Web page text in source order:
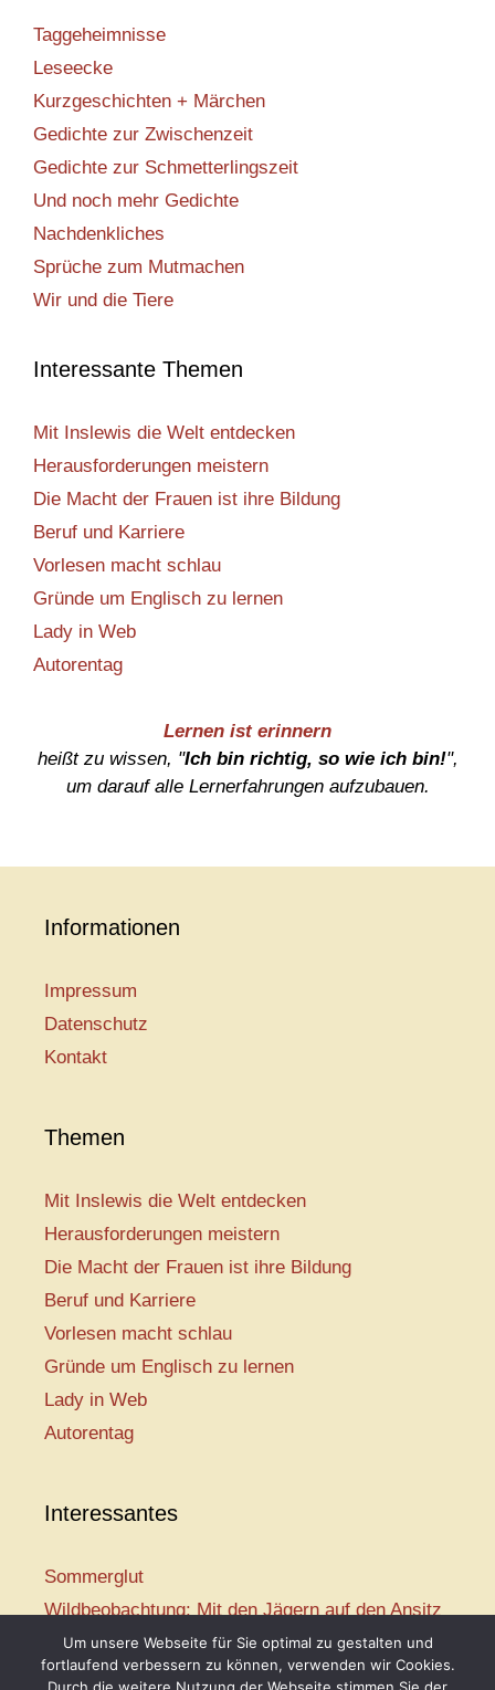
Taggeheimnisse
Leseecke
Kurzgeschichten + Märchen
Gedichte zur Zwischenzeit
Gedichte zur Schmetterlingszeit
Und noch mehr Gedichte
Nachdenkliches
Sprüche zum Mutmachen
Wir und die Tiere
Interessante Themen
Mit Inslewis die Welt entdecken
Herausforderungen meistern
Die Macht der Frauen ist ihre Bildung
Beruf und Karriere
Vorlesen macht schlau
Gründe um Englisch zu lernen
Lady in Web
Autorentag
Lernen ist erinnern
heißt zu wissen, "Ich bin richtig, so wie ich bin!",
um darauf alle Lernerfahrungen aufzubauen.
Informationen
Impressum
Datenschutz
Kontakt
Themen
Mit Inslewis die Welt entdecken
Herausforderungen meistern
Die Macht der Frauen ist ihre Bildung
Beruf und Karriere
Vorlesen macht schlau
Gründe um Englisch zu lernen
Lady in Web
Autorentag
Interessantes
Sommerglut
Wildbeobachtung: Mit den Jägern auf den Ansitz
Mir ist so heiß
Mission: Rettungsschwimmer
Um unsere Webseite für Sie optimal zu gestalten und
fortlaufend verbessern zu können, verwenden wir Cookies.